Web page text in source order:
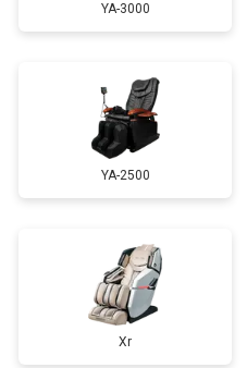
от 4800 ₽ Заказать
Заказать
от 4500 ₽ Заказать
от 5500 ₽
YA-3000
YA-2500
Xr